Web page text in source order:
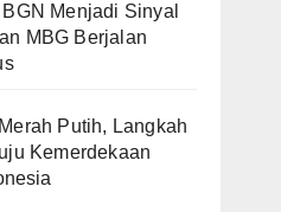
Menjadi Sinyal
MBG Berjalan
Putih, Langkah
Kemerdekaan